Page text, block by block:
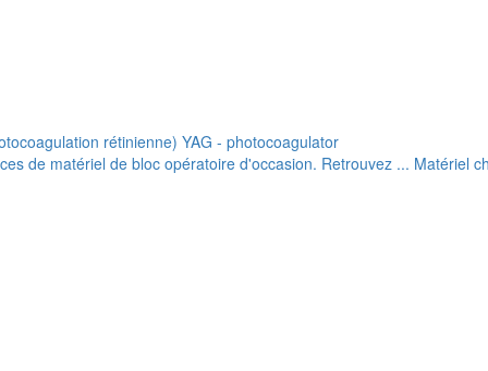
rétinienne) YAG - photocoagulator
de matériel de bloc opératoire d'occasion. Retrouvez ... Matériel